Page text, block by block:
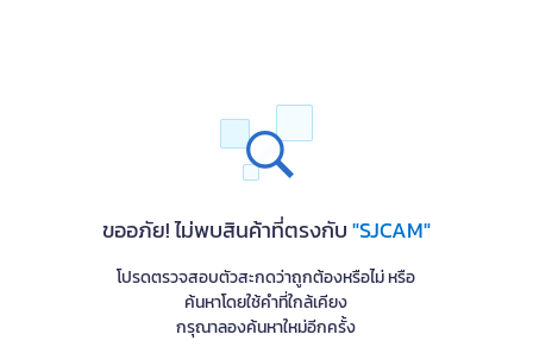
ขออภัย! ไม่พบสินค้าที่ตรงกับ"SJCAM"
โปรดตรวจสอบตัวสะกดว่าถูกต้องหรือไม่ หรือ
ค้นหาโดยใช้คำที่ใกล้เคียง
กรุณาลองค้นหาใหม่อีกครั้ง